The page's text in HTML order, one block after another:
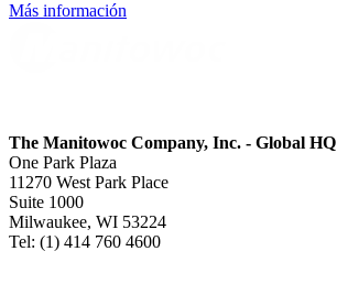
Más información
The Manitowoc Company, Inc. - Global HQ
One Park Plaza
11270 West Park Place
Suite 1000
Milwaukee, WI 53224
Tel: (1) 414 760 4600